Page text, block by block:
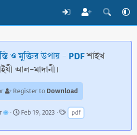
ও মুক্তির উপায় - PDFশাইখ
আল-মাদানী।
Register to Download
S
a
Feb 19, 2023
T
a
g
pdf